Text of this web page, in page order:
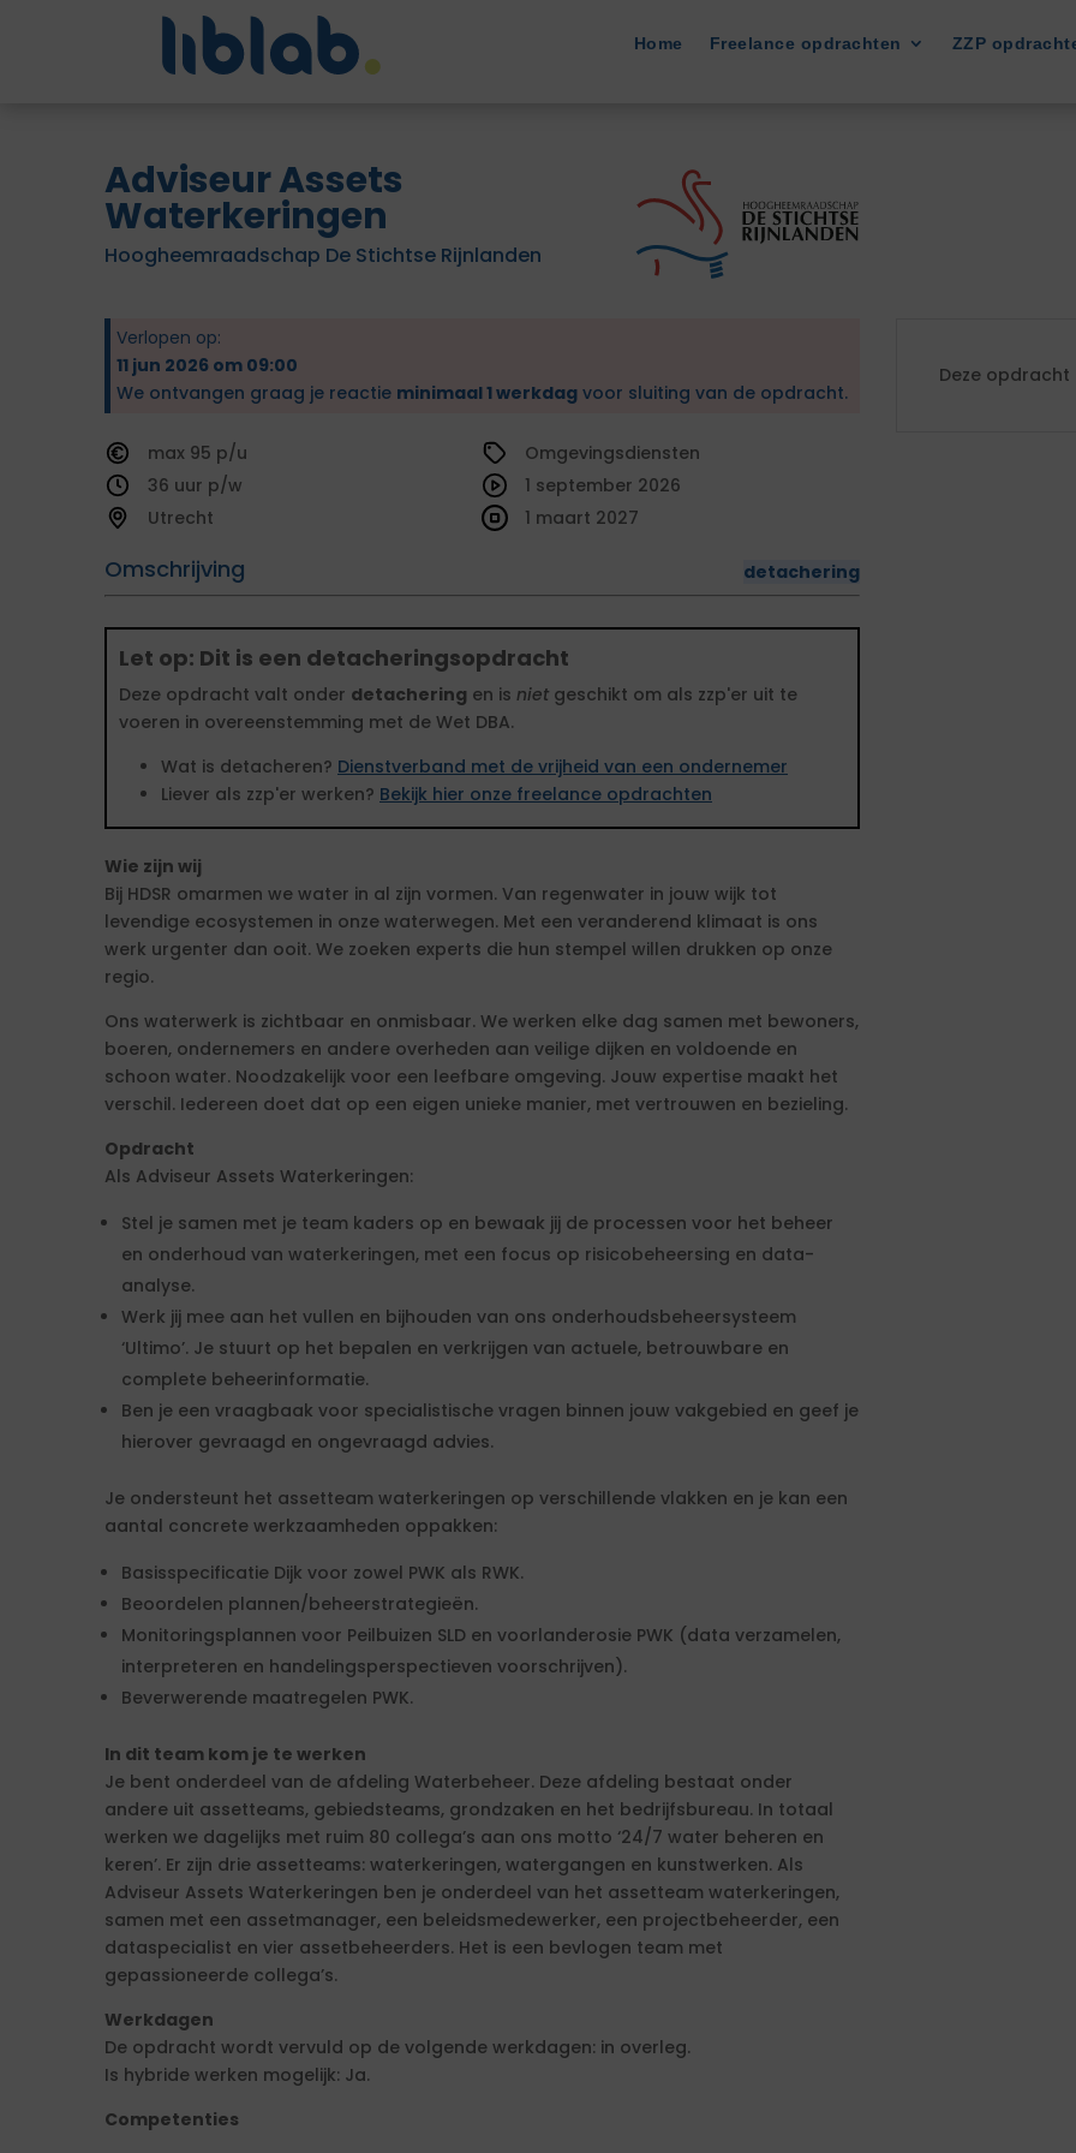
Home Freelance opdrachten ZZP
Adviseur Assets
Waterkeringen
Hoogheemraadschap De Stichtse Rijnlanden
Verlopen op:
11 jun 2026 om 09:00
We ontvangen graag je reactie minimaal 1 werkdag voor sluiting van de opdracht.
95
36
Utrecht
Omgevingsdiensten
Omschrijving detachering
1 september 2026
1 maart 2027
Let op: Dit is een detacheringsopdracht
Deze opdracht valt onder detachering en is niet geschikt om als zzp'er uit te
voeren in overeenstemming met de Wet DBA.
Wat is detacheren? Dienstverband met de vrijheid van een ondernemer
Liever als zzp'er werken? Bekijk hier onze freelance opdrachten
Wie zijn wij
Bij HDSR omarmen we water in al zijn vormen. Van regenwater in jouw wijk tot
levendige ecosystemen in onze waterwegen. Met een veranderend klimaat is ons
werk urgenter dan ooit. We zoeken experts die hun stempel willen drukken op onze
regio.
Ons waterwerk is zichtbaar en onmisbaar. We werken elke dag samen met bewoners,
boeren, ondernemers en andere overheden aan veilige dijken en voldoende en
schoon water. Noodzakelijk voor een leefbare omgeving. Jouw expertise maakt het
verschil. Iedereen doet dat op een eigen unieke manier, met vertrouwen en bezieling.
Opdracht
Als Adviseur Assets Waterkeringen:
Stel je samen met je team kaders op en bewaak jij de processen voor het beheer
en onderhoud van waterkeringen, met een focus op risicobeheersing en data-
analyse.
Werk jij mee aan het vullen en bijhouden van ons onderhoudsbeheersysteem
‘Ultimo’. Je stuurt op het bepalen en verkrijgen van actuele, betrouwbare en
complete beheerinformatie.
Ben je een vraagbaak voor specialistische vragen binnen jouw vakgebied en geef je
hierover gevraagd en ongevraagd advies.
Je ondersteunt het assetteam waterkeringen op verschillende vlakken en je kan een
aantal concrete werkzaamheden oppakken:
Basisspecificatie Dijk voor zowel PWK als RWK.
Beoordelen plannen/beheerstrategieën.
Monitoringsplannen voor Peilbuizen SLD en voorlanderosie PWK (data verzamelen,
interpreteren en handelingsperspectieven voorschrijven).
Beverwerende maatregelen PWK.
In dit team kom je te werken
Je bent onderdeel van de afdeling Waterbeheer. Deze afdeling bestaat onder
andere uit assetteams, gebiedsteams, grondzaken en het bedrijfsbureau. In totaal
werken we dagelijks met ruim 80 collega’s aan ons motto ‘24/7 water beheren en
keren’. Er zijn drie assetteams: waterkeringen, watergangen en kunstwerken. Als
Adviseur Assets Waterkeringen ben je onderdeel van het assetteam waterkeringen,
samen met een assetmanager, een beleidsmedewerker, een projectbeheerder, een
dataspecialist en vier assetbeheerders. Het is een bevlogen team met
gepassioneerde collega’s.
Werkdagen
De opdracht wordt vervuld op de volgende werkdagen: in overleg.
Is hybride werken mogelijk: Ja.
Competenties
Deze opdracht